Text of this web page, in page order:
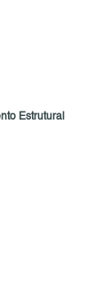
Estrutural